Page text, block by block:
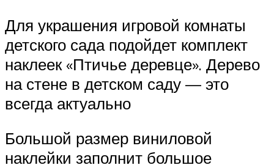
Для украшения игровой комнаты
детского сада подойдет комплект
наклеек «Птичье деревце». Дерево
на стене в детском саду — это
всегда актуально
Большой размер виниловой
наклейки заполнит большое